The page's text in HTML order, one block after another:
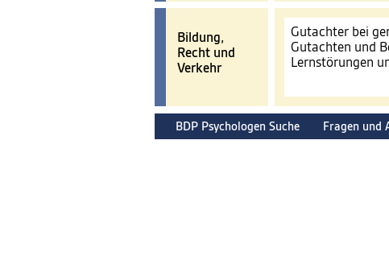
Bildung,
Recht und
Verkehr
Gutachter bei
Gutachten und
Lernstörungen
BDP Psychologen Suche Fragen und